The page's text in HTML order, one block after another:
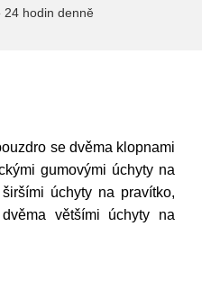
24 hodin denně
se dvěma klopnami
gumovými úchyty na
úchyty na pravítko,
většími úchyty na